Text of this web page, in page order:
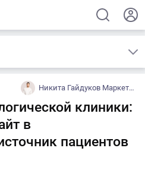
Никита Гайдуков Маркетинг и реклама для косметологии
клиники:
в
пациентов